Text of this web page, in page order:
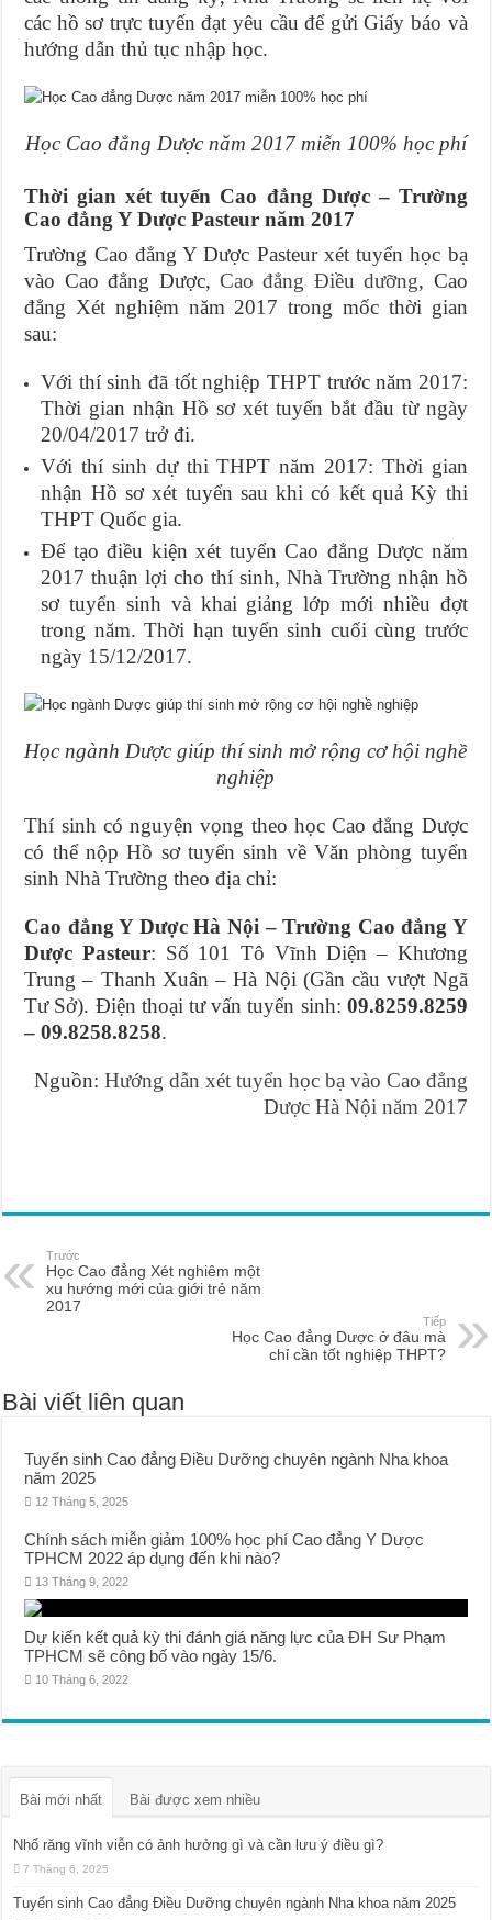
các hồ sơ trực tuyến đạt yêu cầu để gửi Giấy báo và
hướng dẫn thủ tục nhập học.
Học Cao đẳng Dược năm 2017 miễn 100% học phí
Thời gian xét tuyển Cao đẳng Dược – Trường
Cao đẳng Y Dược Pasteur năm 2017
Trường Cao đẳng Y Dược Pasteur xét tuyển học bạ
vào Cao đẳng Dược, Cao đẳng Điều dưỡng, Cao
đẳng Xét nghiệm năm 2017 trong mốc thời gian
sau:
Với thí sinh đã tốt nghiệp THPT trước năm 2017:
Thời gian nhận Hồ sơ xét tuyển bắt đầu từ ngày
20/04/2017 trở đi.
Với thí sinh dự thi THPT năm 2017: Thời gian
nhận Hồ sơ xét tuyển sau khi có kết quả Kỳ thi
THPT Quốc gia.
Để tạo điều kiện xét tuyển Cao đẳng Dược năm
2017 thuận lợi cho thí sinh, Nhà Trường nhận hồ
sơ tuyển sinh và khai giảng lớp mới nhiều đợt
trong năm. Thời hạn tuyển sinh cuối cùng trước
ngày 15/12/2017.
Học ngành Dược giúp thí sinh mở rộng cơ hội nghề
nghiệp
Thí sinh có nguyện vọng theo học Cao đẳng Dược
có thể nộp Hồ sơ tuyển sinh về Văn phòng tuyển
sinh Nhà Trường theo địa chỉ:
Cao đẳng Y Dược Hà Nội – Trường Cao đẳng Y
Dược Pasteur: Số 101 Tô Vĩnh Diện – Khương
Trung – Thanh Xuân – Hà Nội (Gần cầu vượt Ngã
Tư Sở). Điện thoại tư vấn tuyển sinh: 09.8259.8259
– 09.8258.8258.
Nguồn: Hướng dẫn xét tuyển học bạ vào Cao đẳng
Dược Hà Nội năm 2017
Trước
Học Cao đẳng Xét nghiêm một
xu hướng mới của giới trẻ năm
2017
Tiếp
Học Cao đẳng Dược ở đâu mà
chỉ cần tốt nghiệp THPT?
Bài viết liên quan
Tuyển sinh Cao đẳng Điều Dưỡng chuyên ngành Nha khoa
năm 2025
12 Tháng 5, 2025
Chính sách miễn giảm 100% học phí Cao đẳng Y Dược
TPHCM 2022 áp dụng đến khi nào?
13 Tháng 9, 2022
Dự kiến kết quả kỳ thi đánh giá năng lực của ĐH Sư Phạm
TPHCM sẽ công bố vào ngày 15/6.
10 Tháng 6, 2022
Bài mới nhất Bài được xem nhiều
Nhổ răng vĩnh viễn có ảnh hưởng gì và cần lưu ý điều gì?
7 Tháng 6, 2025
Tuyển sinh Cao đẳng Điều Dưỡng chuyên ngành Nha khoa năm 2025